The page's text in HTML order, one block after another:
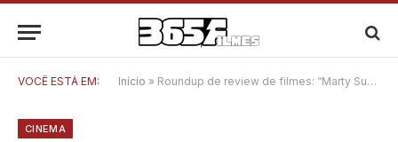
VOCÊ ESTÁ EM: Início » Roundup de review de filmes: “Marty Supreme”, “Five Nights at Freddy’s 2” e outras estreias da semana
CINEMA